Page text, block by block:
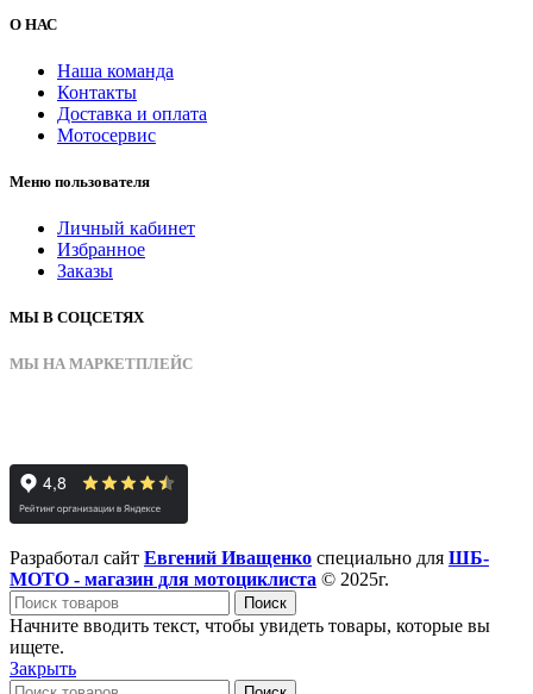
О НАС
Наша команда
Контакты
Доставка и оплата
Мотосервис
Меню пользователя
Личный кабинет
Избранное
Заказы
МЫ В СОЦСЕТЯХ
МЫ НА МАРКЕТПЛЕЙС
Разработал сайт Евгений Иващенко специально для ШБ-
МОТО - магазин для мотоциклиста © 2025г.
Поиск
Начните вводить текст, чтобы увидеть товары, которые вы
ищете.
Закрыть